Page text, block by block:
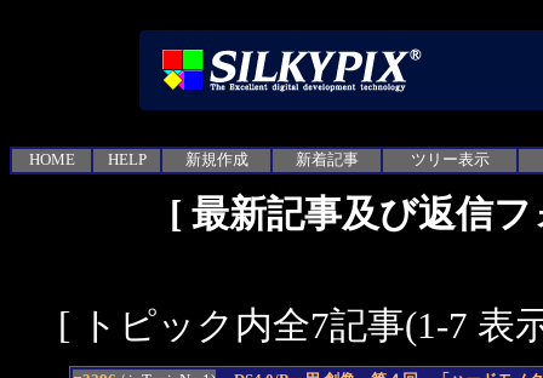
HOME HELP 新規作成 新着記事 ツリー表示
[ 最新記事及び返信
[ トピック内全7記事(1-7